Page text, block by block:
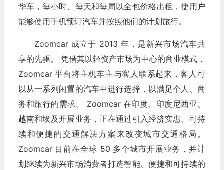
华车，每小时、每天和每周以全包价格出租，使用户
能够使用手机预订汽车并按照他们的计划旅行。
Zoomcar 成立于 2013 年，是新兴市场汽车共
享的先驱。 凭借其以轻资产市场为中心的商业模式，
Zoomcar 平台将主机车主与客人联系起来，客人可
以从一系列闲置的汽车中进行选择，以满足个人、商
务和旅行的需求。 Zoomcar 在印度、印度尼西亚、
越南和埃及开展业务，正在通过引入经济实惠、可持
续和便捷的交通解决方案来改变城市交通格局。
Zoomcar 目前在全球 50 多个城市开展业务，并计
划继续为新兴市场消费者打造智能、便捷和可持续的